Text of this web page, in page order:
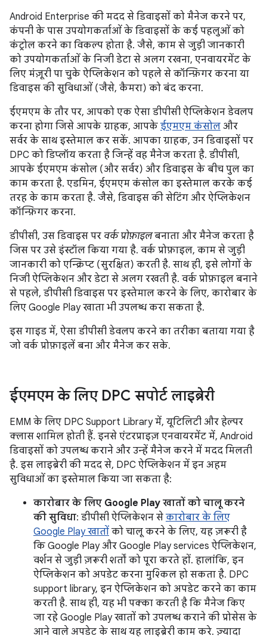
Android Enterprise की मदद से डिवाइसों को मैनेज करने पर,
कंपनी के पास उपयोगकर्ताओं के डिवाइसों के कई पहलुओं को
कंट्रोल करने का विकल्प होता है. जैसे, काम से जुड़ी जानकारी
को उपयोगकर्ताओं के निजी डेटा से अलग रखना, एनवायरमेंट के
लिए मंज़ूरी पा चुके ऐप्लिकेशन को पहले से कॉन्फ़िगर करना या
डिवाइस की सुविधाओं (जैसे, कैमरा) को बंद करना.
ईएमएम के तौर पर, आपको एक ऐसा डीपीसी ऐप्लिकेशन डेवलप
करना होगा जिसे आपके ग्राहक, आपके ईएमएम कंसोल और
सर्वर के साथ इस्तेमाल कर सकें. आपका ग्राहक, उन डिवाइसों पर
DPC को डिप्लॉय करता है जिन्हें वह मैनेज करता है. डीपीसी,
आपके ईएमएम कंसोल (और सर्वर) और डिवाइस के बीच पुल का
काम करता है. एडमिन, ईएमएम कंसोल का इस्तेमाल करके कई
तरह के काम करता है. जैसे, डिवाइस की सेटिंग और ऐप्लिकेशन
कॉन्फ़िगर करना.
डीपीसी, उस डिवाइस पर वर्क प्रोफ़ाइलबनाता और मैनेज करता है
जिस पर उसे इंस्टॉल किया गया है. वर्क प्रोफ़ाइल, काम से जुड़ी
जानकारी को एन्क्रिप्ट (सुरक्षित) करती है. साथ ही, इसे लोगों के
निजी ऐप्लिकेशन और डेटा से अलग रखती है. वर्क प्रोफ़ाइल बनाने
से पहले, डीपीसी डिवाइस पर इस्तेमाल करने के लिए, कारोबार के
लिए Google Play खाता भी उपलब्ध करा सकता है.
इस गाइड में, ऐसा डीपीसी डेवलप करने का तरीका बताया गया है
जो वर्क प्रोफ़ाइलें बना और मैनेज कर सके.
ईएमएम के लिए DPC सपोर्ट लाइब्रेरी
EMM के लिए DPC Support Library में, यूटिलिटी और हेल्पर
क्लास शामिल होती हैं. इनसे एंटरप्राइज़ एनवायरमेंट में, Android
डिवाइसों को उपलब्ध कराने और उन्हें मैनेज करने में मदद मिलती
है. इस लाइब्रेरी की मदद से, DPC ऐप्लिकेशन में इन अहम
सुविधाओं का इस्तेमाल किया जा सकता है:
कारोबार के लिए Google Play खातों को चालू करने
की सुविधा: डीपीसी ऐप्लिकेशन से कारोबार के लिए
Google Play खातों को चालू करने के लिए, यह ज़रूरी है
कि Google Play और Google Play services ऐप्लिकेशन,
वर्शन से जुड़ी ज़रूरी शर्तों को पूरा करते हों. हालांकि, इन
ऐप्लिकेशन को अपडेट करना मुश्किल हो सकता है. DPC
support library, इन ऐप्लिकेशन को अपडेट करने का काम
करती है. साथ ही, यह भी पक्का करती है कि मैनेज किए
जा रहे Google Play खातों को उपलब्ध कराने की प्रोसेस के
आने वाले अपडेट के साथ यह लाइब्रेरी काम करे. ज़्यादा